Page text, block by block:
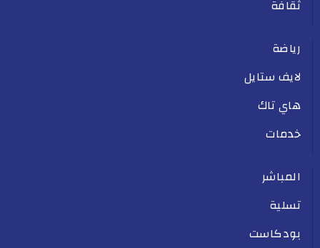
ثقافة
رياضة
لايف ستايل
هاي تاك
خدمات
المباشر
تسلية
بودكاست